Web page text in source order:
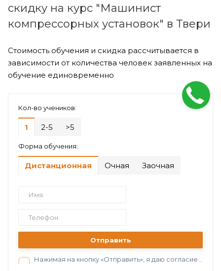
скидку на курс "Машинист
компрессорных установок" в Твери
Стоимость обучения и скидка рассчитывается в
зависимости от количества человек заявленных на
обучение единовременно
Кол-во учеников:
1 2-5 >5
Форма обучения:
Дистанционная Очная Заочная
Отправить
Нажимая на кнопку «Отправить», я даю согласие на обработку персональных данных в соответствии с нашей